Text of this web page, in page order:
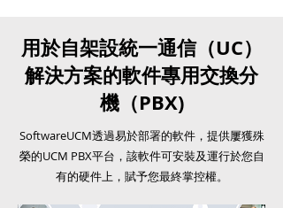
用於自架設統一通信（UC）
解決方案的軟件專用交換分
機（PBX)
SoftwareUCM透過易於部署的軟件，提供屢獲殊
榮的UCM PBX平台，該軟件可安裝及運行於您自
有的硬件上，賦予您最終掌控權。